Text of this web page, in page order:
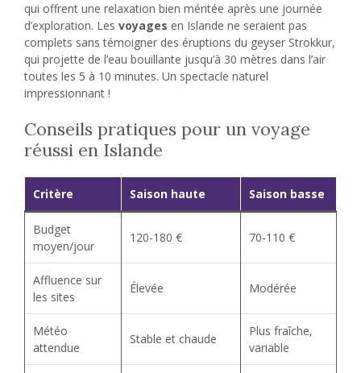
qui offrent une relaxation bien méritée après une journée
d’exploration. Les voyages en Islande ne seraient pas
complets sans témoigner des éruptions du geyser Strokkur,
qui projette de l’eau bouillante jusqu’à 30 mètres dans l’air
toutes les 5 à 10 minutes. Un spectacle naturel
impressionnant !
Conseils pratiques pour un voyage
réussi en Islande
Critère Saison haute Saison basse
Budget
moyen/jour
120-180 € 70-110 €
Affluence sur
les sites
Élevée Modérée
Météo
attendue
Stable et chaude
Plus fraîche,
variable